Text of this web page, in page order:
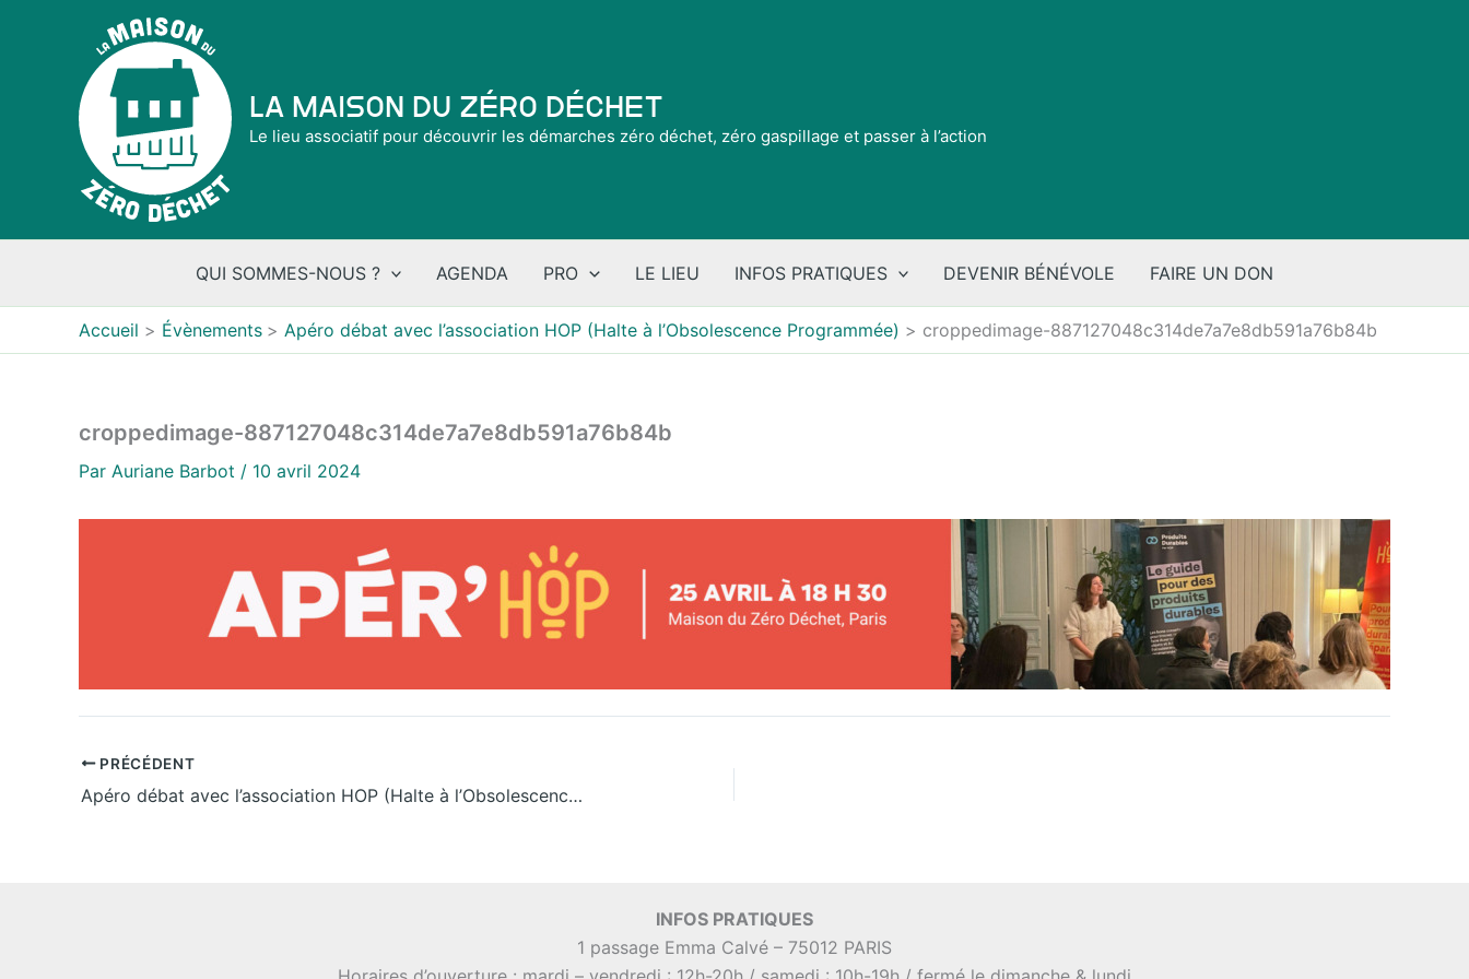
La Maison du Zéro Déchet
Le lieu associatif pour découvrir les démarches zéro déchet, zéro gaspillage et passer à l’action
QUI SOMMES-NOUS ? AGENDA PRO LE LIEU INFOS PRATIQUES DEVENIR BÉNÉVOLE FAIRE UN DON
Accueil Évènements Apéro débat avec l’association HOP (Halte à l’Obsolescence Programmée) croppedimage-887127048c314de7a7e8db591a76b84b
croppedimage-887127048c314de7a7e8db591a76b84b
Par Auriane Barbot / 10 avril 2024
PRÉCÉDENT
Apéro débat avec l’association HOP (Halte à l’Obsolescence Programmée)
INFOS PRATIQUES
1 passage Emma Calvé – 75012 PARIS